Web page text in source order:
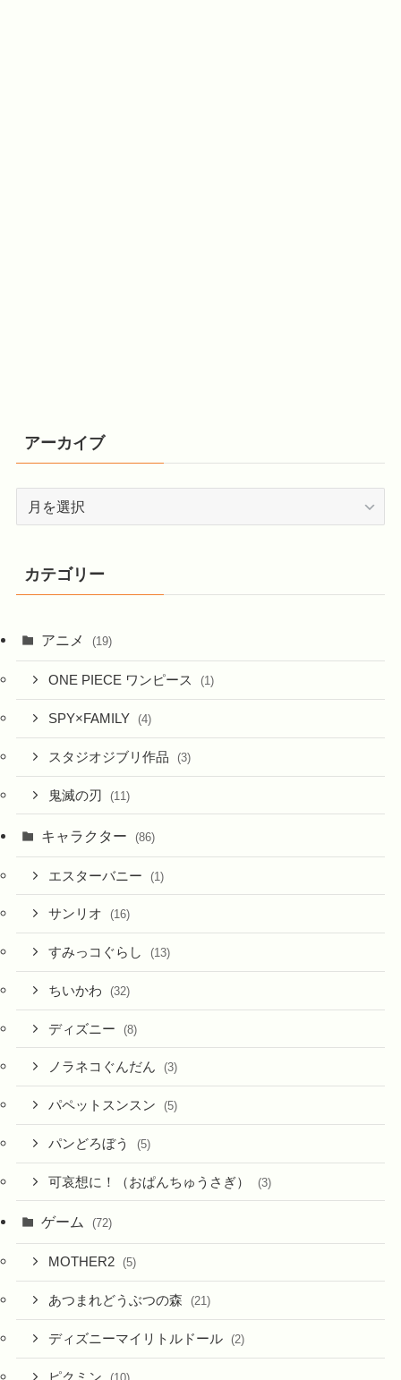
アーカイブ
ブ
カテゴリー
アニメ (19)
ONE PIECE ワンピース (1)
SPY×FAMILY (4)
スタジオジブリ作品 (3)
鬼滅の刃 (11)
キャラクター (86)
エスターバニー (1)
サンリオ (16)
すみっコぐらし (13)
ちいかわ (32)
ディズニー (8)
ノラネコぐんだん (3)
パペットスンスン (5)
パンどろぼう (5)
可哀想に！（おぱんちゅうさぎ） (3)
ゲーム (72)
MOTHER2 (5)
あつまれどうぶつの森 (21)
ディズニーマイリトルドール (2)
ピクミン